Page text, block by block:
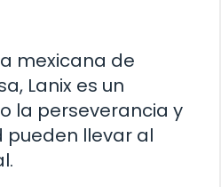
mexicana de
Lanix es un
la perseverancia y
llevar al